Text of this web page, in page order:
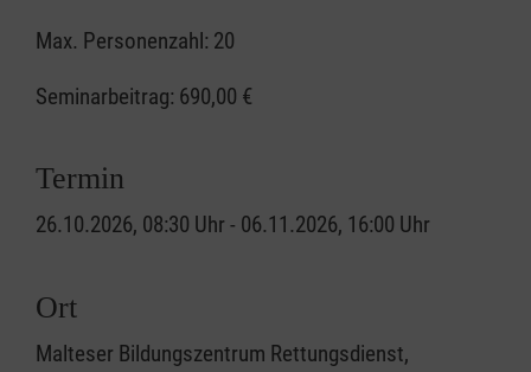
Max. Personenzahl: 20
Seminarbeitrag: 690,00 €
Termin
26.10.2026, 08:30 Uhr - 06.11.2026, 16:00 Uhr
Ort
Malteser Bildungszentrum Rettungsdienst,